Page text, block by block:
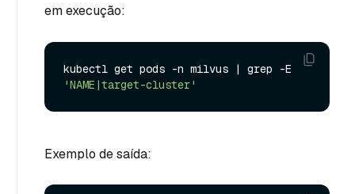
em execução:
'NAME|target-cluster'
Exemplo de saída: